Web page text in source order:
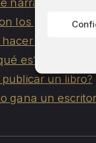
los géneros
una
es?
publicar un libro?
gana un